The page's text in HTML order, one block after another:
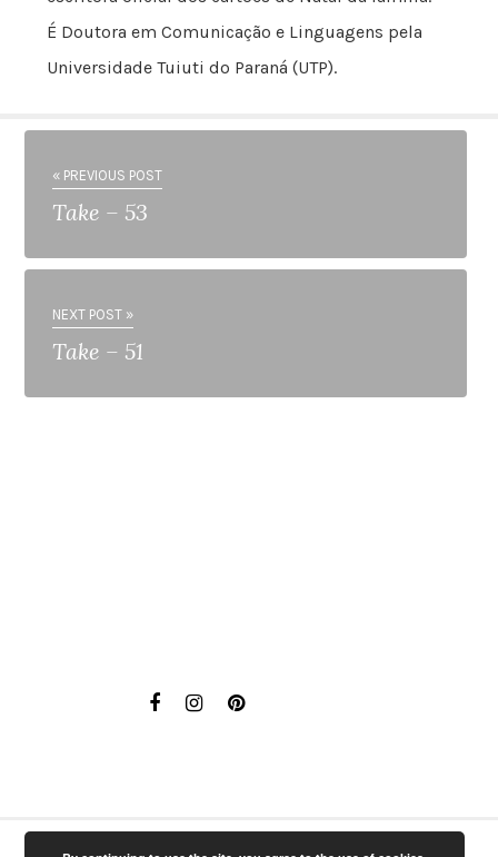
É Doutora em Comunicação e Linguagens pela
Universidade Tuiuti do Paraná (UTP).
« PREVIOUS POST
Take – 53
NEXT POST »
Take – 51